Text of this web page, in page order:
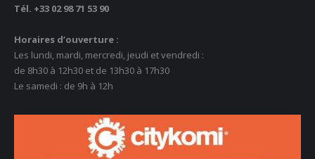
Tél. +33 02 98 71 53 90
Horaires d’ouverture :
Les lundi, mardi, mercredi, jeudi et vendredi :
de 8h30 à 12h30 et de 13h30 à 17h30
Le samedi : de 9h à 12h